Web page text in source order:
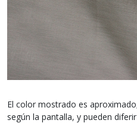
El color mostrado es
según la pantalla, y pueden